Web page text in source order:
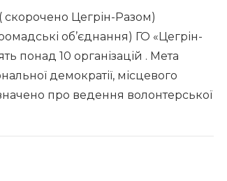
скорочено Цегрін-Разом)
об’єднання) ГО «Цегрін-
понад 10 організацій . Мета
демократії, місцевого
про ведення волонтерської